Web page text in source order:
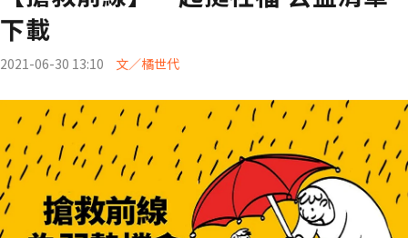
下載
2021-06-30 13:10 文／橘世代